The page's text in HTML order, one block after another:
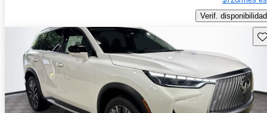
Verif. disponibilidad